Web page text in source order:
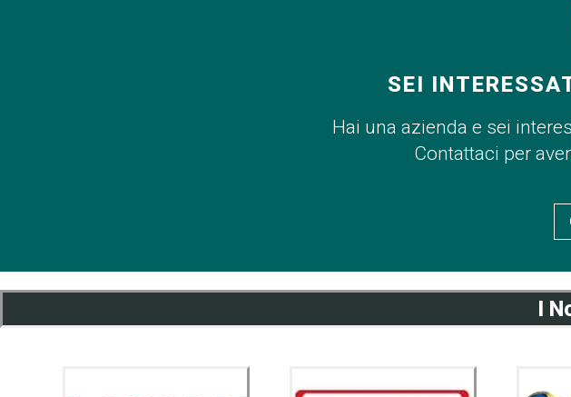
SEI
Hai una azienda e sei
Contattaci per
I